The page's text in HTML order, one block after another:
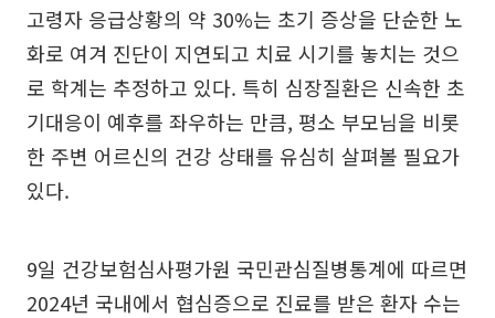
고령자 응급상황의 약 30%는 초기 증상을 단순한 노
화로 여겨 진단이 지연되고 치료 시기를 놓치는 것으
로 학계는 추정하고 있다. 특히 심장질환은 신속한 초
기대응이 예후를 좌우하는 만큼, 평소 부모님을 비롯
한 주변 어르신의 건강 상태를 유심히 살펴볼 필요가
있다.
9일 건강보험심사평가원 국민관심질병통계에 따르면
2024년 국내에서 협심증으로 진료를 받은 환자 수는